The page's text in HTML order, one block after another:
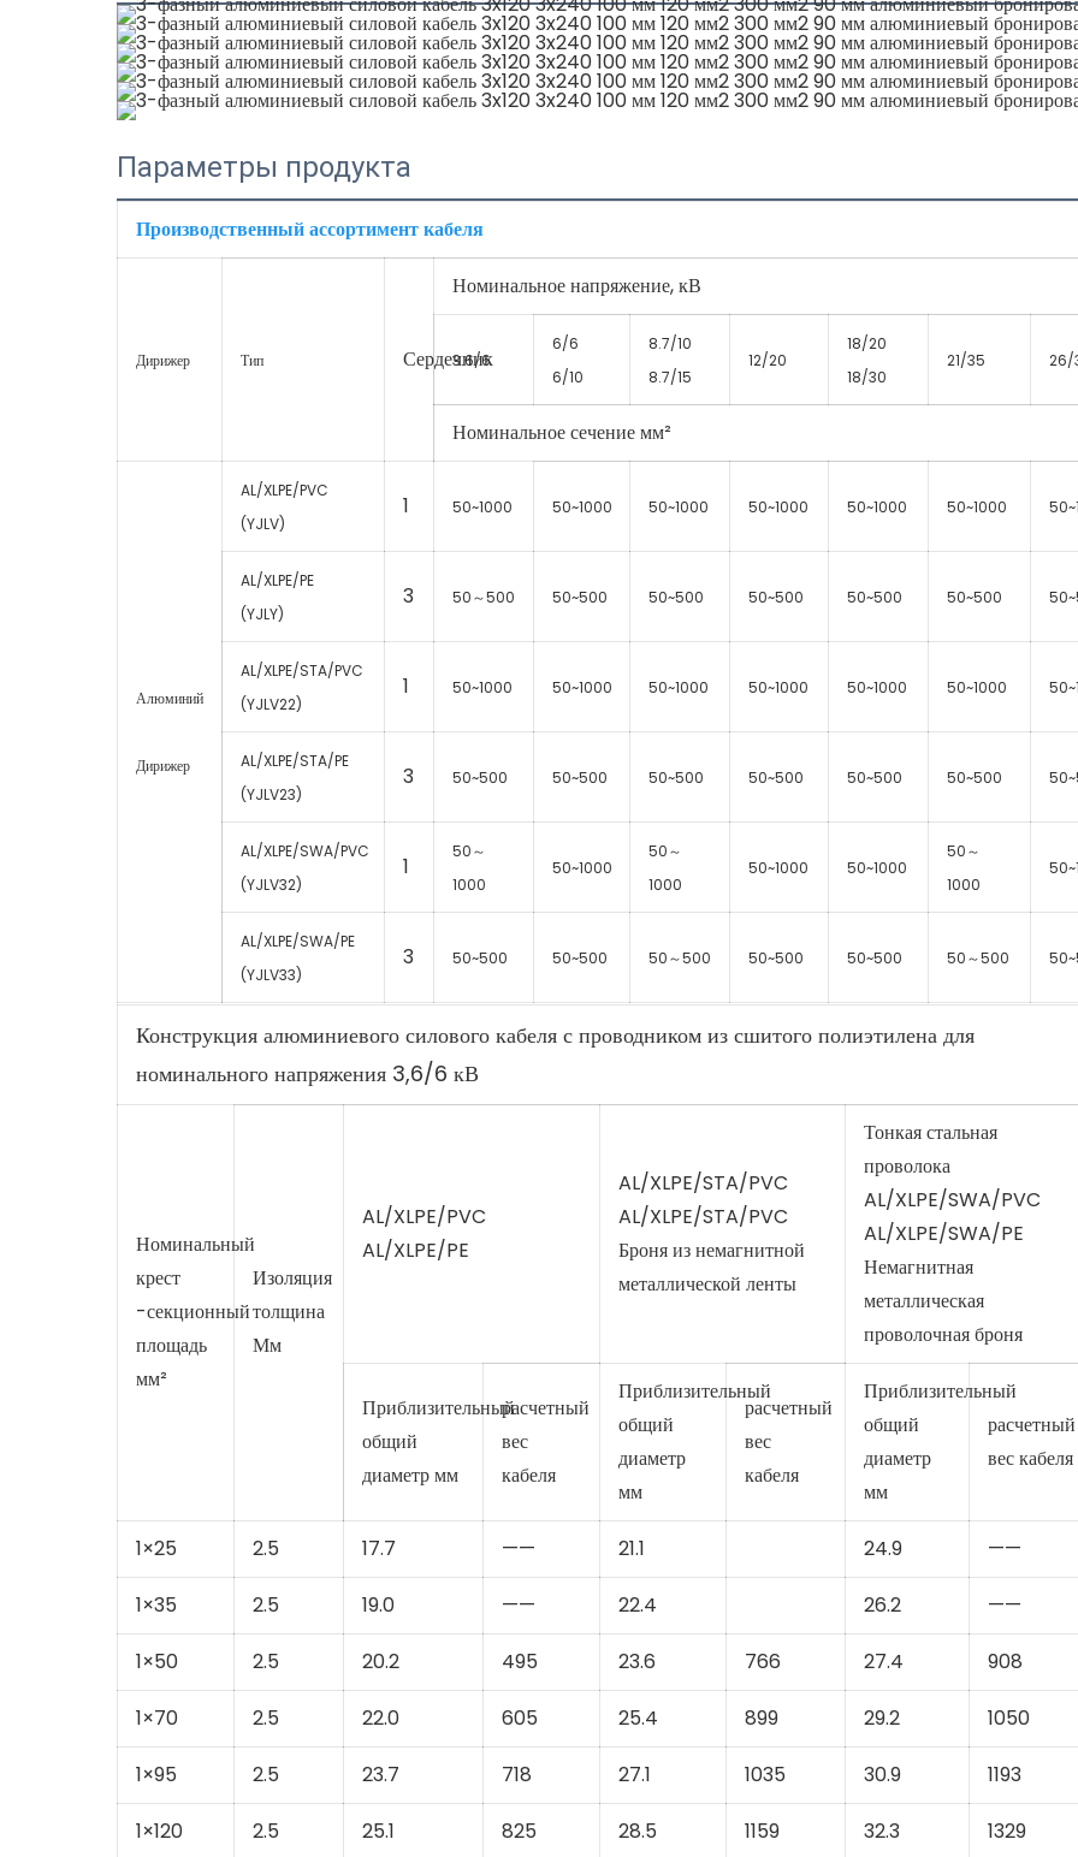
Параметры продукта
Производственный ассортимент кабеля
Дирижер Тип Сердечник
Номинальное напряжение, кВ
3.6/6
6/6
6/10
8.7/10
8.7/15
12/20
18/20
18/30
21/35 26/
Номинальное сечение мм²
Алюминий
Дирижер
AL/XLPE/PVC
(YJLV)
1 50~1000 50~1000 50~1000 50~1000 50~1000 50~1000
AL/XLPE/PE
(YJLY)
3 50～500 50~500 50~500 50~500 50~500 50~500
AL/XLPE/STA/PVC
(YJLV22)
1 50~1000 50~1000 50~1000 50~1000 50~1000 50~1000
AL/XLPE/STA/PE
(YJLV23)
3 50~500 50~500 50~500 50~500 50~500 50~500
AL/XLPE/SWA/PVC
(YJLV32)
1
50～
1000
50~1000
50～
1000
50~1000 50~1000
50～
1000
AL/XLPE/SWA/PE
(YJLV33)
3 50~500 50~500 50～500 50~500 50~500 50～500
Конструкция алюминиевого силового кабеля с проводником из сшитого полиэтилена для
номинального напряжения 3,6/6 кВ
Номинальный
крест
-секционный
площадь
мм²
Изоляция
толщина
Мм
AL/XLPE/PVC
AL/XLPE/PE
AL/XLPE/STA/PVC
AL/XLPE/STA/PVC
Броня из немагнитной
металлической ленты
Тонкая стальная
проволока
AL/XLPE/SWA/PVC
AL/XLPE/SWA/PE
Немагнитная
металлическая
проволочная броня
Приблизительный
общий
диаметр мм
расчетный
вес
кабеля
Приблизительный
общий
диаметр
мм
расчетный
вес
кабеля
Приблизительный
общий
диаметр
мм
расчетный
вес кабеля
1×25 2.5 17.7 —— 21.1 24.9 ——
1×35 2.5 19.0 —— 22.4 26.2 ——
1×50 2.5 20.2 495 23.6 766 27.4 908
1×70 2.5 22.0 605 25.4 899 29.2 1050
1×95 2.5 23.7 718 27.1 1035 30.9 1193
1×120 2.5 25.1 825 28.5 1159 32.3 1329